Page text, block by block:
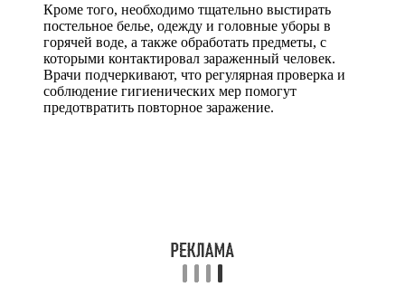
Кроме того, необходимо тщательно выстирать
постельное белье, одежду и головные уборы в
горячей воде, а также обработать предметы, с
которыми контактировал зараженный человек.
Врачи подчеркивают, что регулярная проверка и
соблюдение гигиенических мер помогут
предотвратить повторное заражение.